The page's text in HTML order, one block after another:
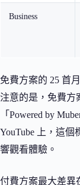
Business
免費方案的 25 首
注意的是，免費方
「Powered by
YouTube 上，這
響觀看體驗。
付費方案最大差異